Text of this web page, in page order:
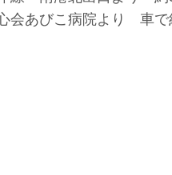
会あびこ病院より 車で